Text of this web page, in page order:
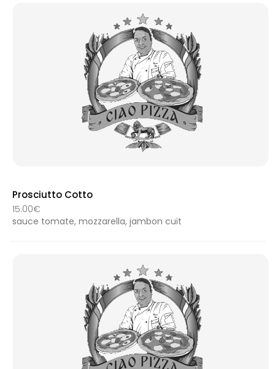
Prosciutto Cotto
15.00€
sauce tomate, mozzarella, jambon cuit